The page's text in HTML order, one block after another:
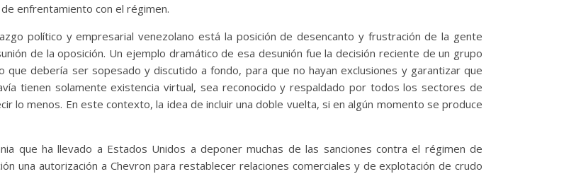
enfrentamiento con el régimen.
político y empresarial venezolano está la posición de desencanto y frustración de la gente
de la oposición. Un ejemplo dramático de esa desunión fue la decisión reciente de un grupo
debería ser sopesado y discutido a fondo, para que no hayan exclusiones y garantizar que
tienen solamente existencia virtual, sea reconocido y respaldado por todos los sectores de
lo menos. En este contexto, la idea de incluir una doble vuelta, si en algún momento se produce
que ha llevado a Estados Unidos a deponer muchas de las sanciones contra el régimen de
una autorización a Chevron para restablecer relaciones comerciales y de explotación de crudo